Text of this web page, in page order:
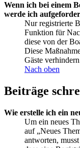
Wenn ich bei einem
werde ich
Nur registrierte
Funktion für
diese von der
Diese
Gäste
Nach oben
Beiträge
Wie erstelle ich ein
Um ein neues
auf „Neues
antworten,